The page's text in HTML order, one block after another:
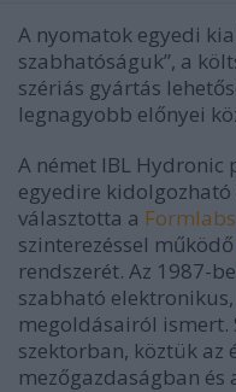
A nyomatok egyedi
szabhatóságuk”, a
szériás gyártás
legnagyobb előnyei
A német IBL Hydronic
egyedire
választotta a Formlabs
szinterezéssel működő
rendszerét. Az 1987-
szabható
megoldásairól ismert.
szektorban, köztük az
mezőgazdaságban és